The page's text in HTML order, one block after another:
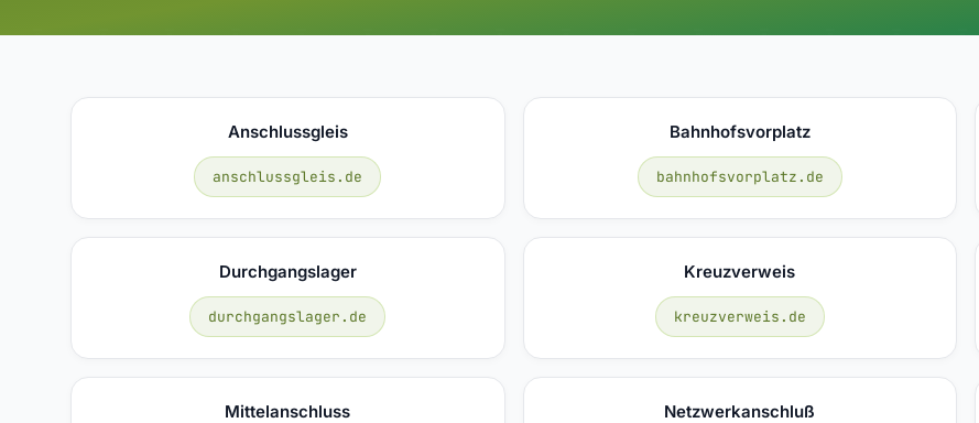
Anschlussgleis
anschlussgleis.de
Bahnhofsvorplatz
bahnhofsvorplatz.de
Durchgangslager
durchgangslager.de
Kreuzverweis
kreuzverweis.de
Mittelanschluss Netzwerkanschluß